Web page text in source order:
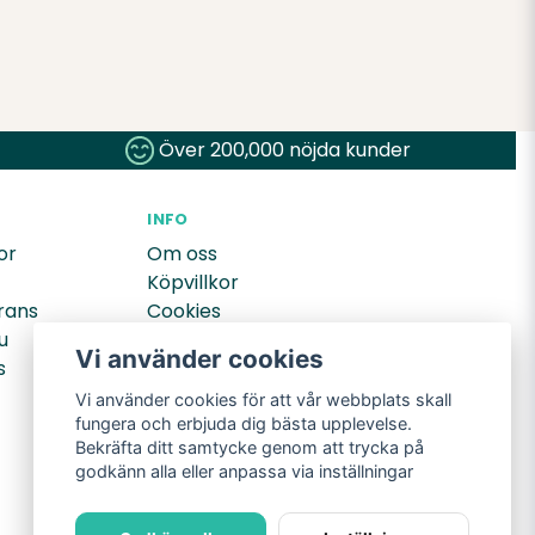
Över 200,000 nöjda kunder
INFO
Om oss
Köpvillkor
Cookies
Returer
Vi använder cookies
Vi använder cookies för att vår webbplats skall
fungera och erbjuda dig bästa upplevelse.
Bekräfta ditt samtycke genom att trycka på
godkänn alla eller anpassa via inställningar